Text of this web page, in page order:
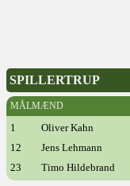
SPILLERTRUP
MÅLMÆND
1 Oliver Kahn
12
Jens Lehmann
23
Timo Hildebrand